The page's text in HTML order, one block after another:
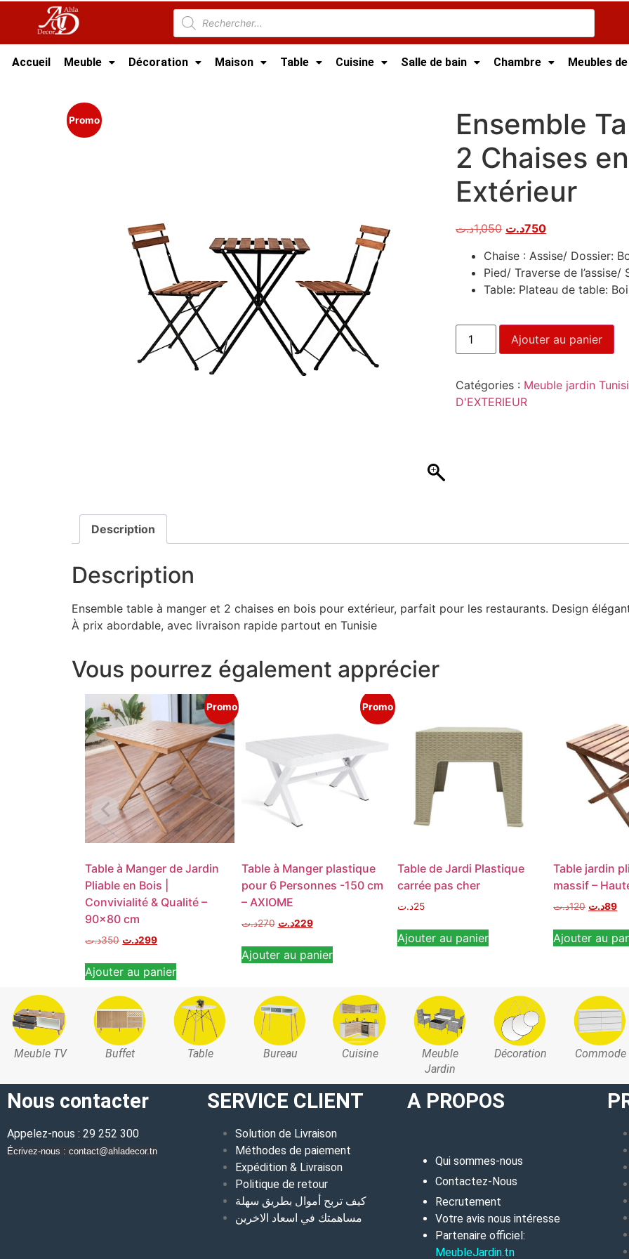
Accueil Meuble Décoration Maison Table Cuisine Salle de bain Chambre Meubles
Promo
Ensemble
2 Chaises
Extérieur
1,050د.ت 750د.ت
Chaise : Assise/ Dossier:
Pied/ Traverse de
Table: Plateau de table:
Ajouter au panier
Catégories : Meuble jardin
D'EXTERIEUR
Description
Description
Ensemble table à manger et 2 chaises en bois pour extérieur, parfait pour les restaurants. Design
À prix abordable, avec livraison rapide partout en Tunisie
Vous pourrez également apprécier
Promo
Table à Manger de Jardin
Pliable en Bois |
Convivialité & Qualité –
90×80 cm
350د.ت 299د.ت
Ajouter au panier
Promo
Table à Manger plastique
pour 6 Personnes -150 cm
– AXIOME
270د.ت 229د.ت
Ajouter au panier
Table de Jardi Plastique
carrée pas cher
25د.ت
Ajouter au panier
Table jardin
massif –
120د.ت 89د.ت
Ajouter au
Meuble TV Buffet Table Bureau Cuisine
Meuble
Jardin
Décoration Commode
Nous contacter
Appelez-nous : 29 252 300
Écrivez-nous : contact@ahladecor.tn
SERVICE CLIENT
Solution de Livraison
Méthodes de paiement
Expédition & Livraison
Politique de retour
كيف تربح أموال بطريق سهلة
مساهمتك في اسعاد الاخرين
A PROPOS
Qui sommes-nous
Contactez-Nous
Recrutement
Votre avis nous intéresse
Partenaire officiel:
MeubleJardin.tn